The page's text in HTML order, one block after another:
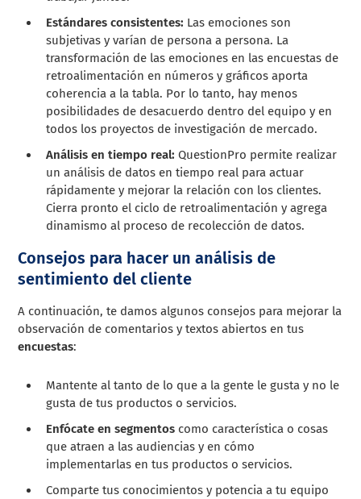
Estándares consistentes: Las emociones son
subjetivas y varían de persona a persona. La
transformación de las emociones en las encuestas de
retroalimentación en números y gráficos aporta
coherencia a la tabla. Por lo tanto, hay menos
posibilidades de desacuerdo dentro del equipo y en
todos los proyectos de investigación de mercado.
Análisis en tiempo real: QuestionPro permite realizar
un análisis de datos en tiempo real para actuar
rápidamente y mejorar la relación con los clientes.
Cierra pronto el ciclo de retroalimentación y agrega
dinamismo al proceso de recolección de datos.
Consejos para hacer un análisis de
sentimiento del cliente
A continuación, te damos algunos consejos para mejorar la
observación de comentarios y textos abiertos en tus
encuestas:
Mantente al tanto de lo que a la gente le gusta y no le
gusta de tus productos o servicios.
Enfócate en segmentos como característica o cosas
que atraen a las audiencias y en cómo
implementarlas en tus productos o servicios.
Comparte tus conocimientos y potencia a tu equipo